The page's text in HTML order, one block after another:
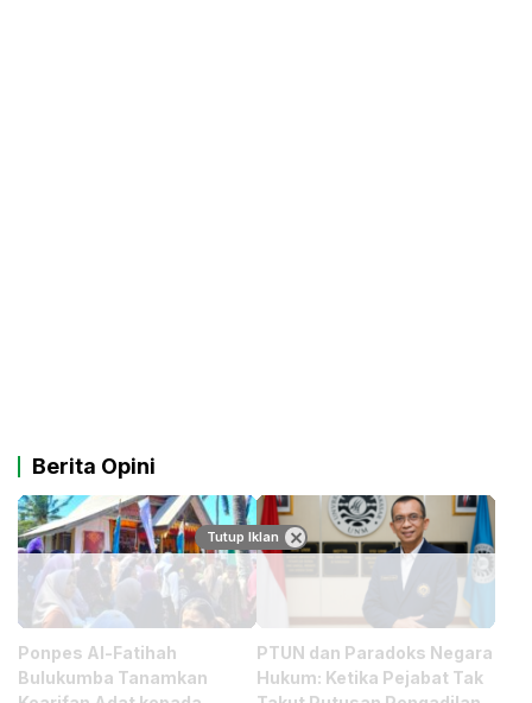
Berita Opini
Ponpes Al-Fatihah
Bulukumba Tanamkan
PTUN dan Paradoks Negara
Hukum: Ketika Pejabat Tak
Tutup Iklan